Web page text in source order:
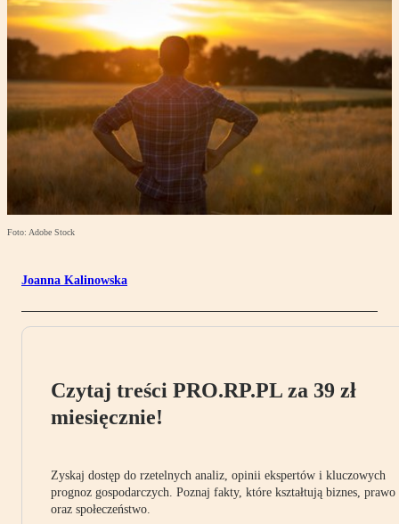
Foto: Adobe Stock
Joanna Kalinowska
Czytaj treści PRO.RP.PL za 39 zł
miesięcznie!
Zyskaj dostęp do rzetelnych analiz, opinii ekspertów i kluczowych
prognoz gospodarczych. Poznaj fakty, które kształtują biznes, prawo
oraz społeczeństwo.